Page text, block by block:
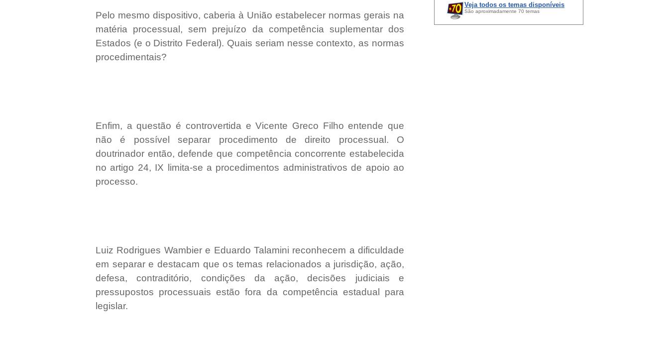
Veja todos os temas disponíveis
São aproximadamente 70 temas
Pelo mesmo dispositivo, caberia à União estabelecer normas gerais na
matéria processual, sem prejuízo da competência suplementar dos
Estados (e o Distrito Federal). Quais seriam nesse contexto, as normas
procedimentais?
Enfim, a questão é controvertida e Vicente Greco Filho entende que
não é possível separar procedimento de direito processual. O
doutrinador então, defende que competência concorrente estabelecida
no artigo 24, IX limita-se a procedimentos administrativos de apoio ao
processo.
Luiz Rodrigues Wambier e Eduardo Talamini reconhecem a dificuldade
em separar e destacam que os temas relacionados a jurisdição, ação,
defesa, contraditório, condições da ação, decisões judiciais e
pressupostos processuais estão fora da competência estadual para
legislar.